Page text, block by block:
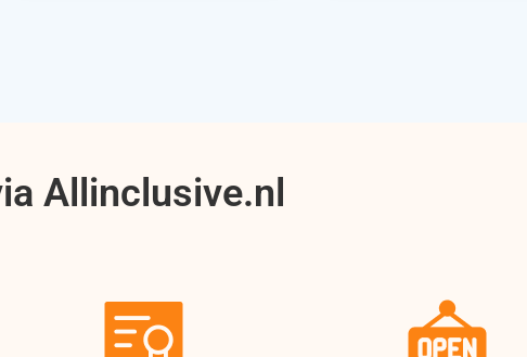
Allinclusive.nl